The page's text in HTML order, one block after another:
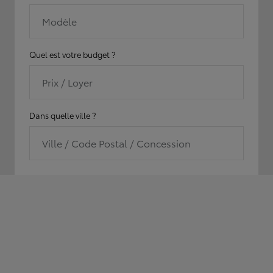
Modèle
Quel est votre budget ?
Prix / Loyer
Dans quelle ville ?
Ville / Code Postal / Concession